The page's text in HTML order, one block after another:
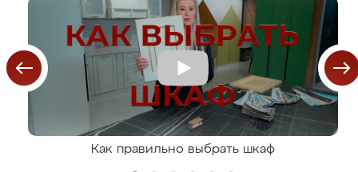
Как правильно выбрать шкаф